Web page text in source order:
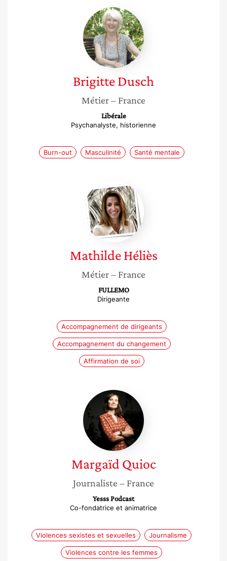
Brigitte
Dusch
BrigitteDusch
Métier– France
Libérale
Psychanalyste, historienne
Burn-out Masculinité Santé mentale
Mathilde
Héliès
Mathilde Héliès
Métier– France
FULLEMO
Dirigeante
Accompagnement de dirigeants
Accompagnement du changement
Affirmation de soi
Margaïd
Quioc
Margaïd Quioc
Journaliste – France
Yesss Podcast
Co-fondatrice et animatrice
Violences sexistes et sexuelles Journalisme
Violences contre les femmes